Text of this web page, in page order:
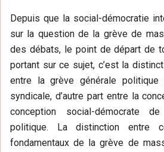
Depuis que la social-démocratie
sur la question de la grève de
des débats, le point de départ de
portant sur ce sujet, c’est la
entre la grève générale
syndicale, d’autre part entre la
conception social-démocrate
politique. La distinction entre
fondamentaux de la grève de